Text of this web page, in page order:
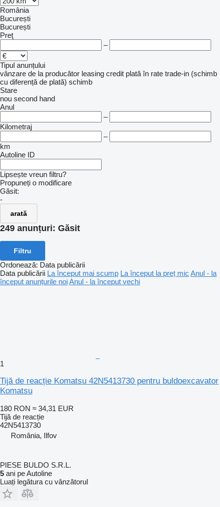
România
București
București
Preţ
–
Tipul anunțului
vânzare de la producător leasing credit plată în rate trade-in (schimb
cu diferență de plată) schimb
Stare
nou second hand
Anul
–
Kilometraj
–
km
Autoline ID
Lipsește vreun filtru?
Propuneți o modificare
Găsit:
-
arată
249 anunțuri: Găsit
Filtru
Ordonează: Data publicării
Data publicării La început mai scump La început la preț mic Anul - la
început anunțurile noiAnul - la început vechi
1
Tijă de reacție Komatsu 42N5413730 pentru buldoexcavator
Komatsu
180 RON ≈ 34,31 EUR
Tijă de reacție
42N5413730
România, Ilfov
PIESE BULDO S.R.L.
5 ani pe Autoline
Luați legătura cu vânzătorul